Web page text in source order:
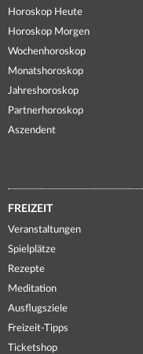
Horoskop Heute
Horoskop Morgen
Wochenhoroskop
Monatshoroskop
Jahreshoroskop
Partnerhoroskop
Aszendent
FREIZEIT
Veranstaltungen
Spielplätze
Rezepte
Meditation
Ausflugsziele
Freizeit-Tipps
Ticketshop